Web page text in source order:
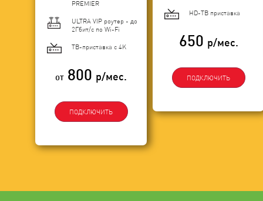
PREMIER
ULTRA VIP роутер - до
2Гбит/c по Wi-Fi
ТВ-приставка с 4K
от 800 р/мес.
ПОДКЛЮЧИТЬ
HD-ТВ приставка
650 р/мес.
ПОДКЛЮЧИТЬ